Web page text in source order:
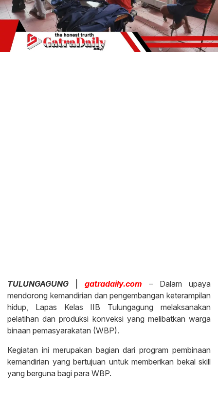
TULUNGAGUNG gatradaily.com – Dalam upaya
mendorong kemandirian dan pengembangan keterampilan
hidup, Lapas Kelas IIB Tulungagung melaksanakan
pelatihan dan produksi konveksi yang melibatkan warga
binaan pemasyarakatan (WBP).
Kegiatan ini merupakan bagian dari program pembinaan
kemandirian yang bertujuan untuk memberikan bekal skill
yang berguna bagi para WBP.